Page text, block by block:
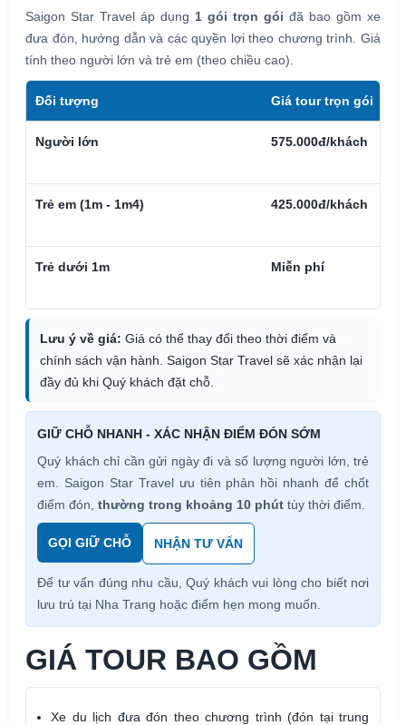
Saigon Star Travel áp dụng 1 gói trọn gói đã bao gồm xe
đưa đón, hướng dẫn và các quyền lợi theo chương trình. Giá
tính theo người lớn và trẻ em (theo chiều cao).
Đối tượng Giá tour trọn gói
Người lớn 575.000đ/khách
Trẻ em (1m - 1m4) 425.000đ/khách
Trẻ dưới 1m Miễn phí
Lưu ý về giá: Giá có thể thay đổi theo thời điểm và
chính sách vận hành. Saigon Star Travel sẽ xác nhận lại
đầy đủ khi Quý khách đặt chỗ.
GIỮ CHỖ NHANH - XÁC NHẬN ĐIỂM ĐÓN SỚM
Quý khách chỉ cần gửi ngày đi và số lượng người lớn, trẻ
em. Saigon Star Travel ưu tiên phản hồi nhanh để chốt
điểm đón, thường trong khoảng 10 phút tùy thời điểm.
GỌI GIỮ CHỖ NHẬN TƯ VẤN
Để tư vấn đúng nhu cầu, Quý khách vui lòng cho biết nơi
lưu trú tại Nha Trang hoặc điểm hẹn mong muốn.
GIÁ TOUR BAO GỒM
Xe du lịch đưa đón theo chương trình (đón tại trung